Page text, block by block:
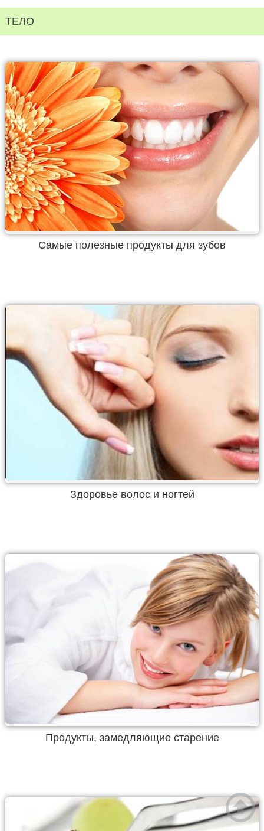
ТЕЛО
Самые полезные продукты для зубов
Здоровье волос и ногтей
Продукты, замедляющие старение